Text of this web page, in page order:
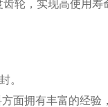
轮，实现高使用寿
。
面拥有丰富的经验